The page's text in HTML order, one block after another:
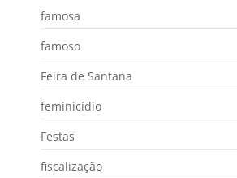
famosa
famoso
Feira de Santana
feminicídio
Festas
fiscalização